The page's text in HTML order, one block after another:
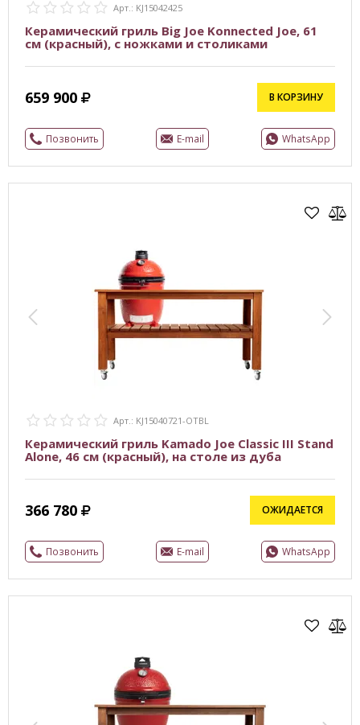
Арт.: KJ15042425
Керамический гриль Big Joe Konnected Joe, 61
см (красный), с ножками и столиками
659 900 В КОРЗИНУ
Позвонить E-mail WhatsApp
Арт.: KJ15040721-OTBL
Керамический гриль Kamado Joe Classic III Stand
Alone, 46 см (красный), на столе из дуба
366 780 ОЖИДАЕТСЯ
Позвонить E-mail WhatsApp